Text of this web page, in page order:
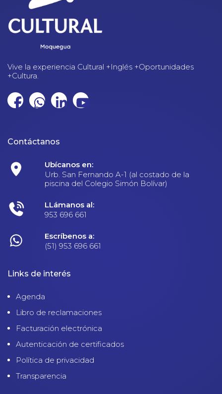
Vive la experiencia Cultural +Inglés +Oportunidades
+Cultura.
Contáctanos
Ubícanos en:
Urb. San Fernando A-1 (al costado de la
piscina del Colegio Simón Bolívar)
LLámanos al:
953 696 661
Escríbenos a:
(51) 953 696 661
Links de interés
Agenda
Libro de reclamaciones
Facturación electrónica
Autenticación de certificados
Política de privacidad
Transparencia